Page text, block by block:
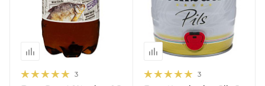
3 3